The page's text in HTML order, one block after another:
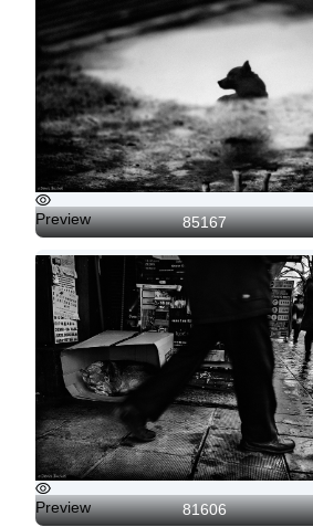
Preview
85167
Preview 81606